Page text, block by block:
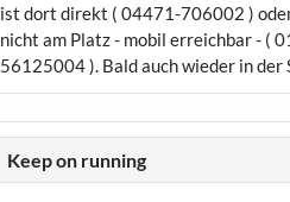
ist dort direkt ( 04471-706002 )
nicht am Platz - mobil erreichbar - (
56125004 ). Bald auch wieder in der
Keep on running